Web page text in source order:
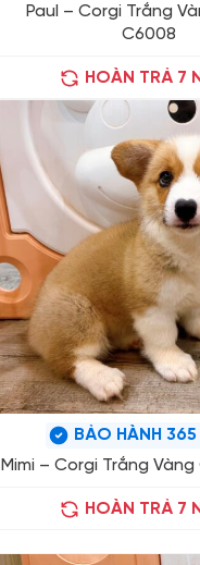
Paul – Corgi Trắng
C6008
HOÀN TRẢ 7
BẢO HÀNH 365
Mimi – Corgi Trắng Vàng
HOÀN TRẢ 7